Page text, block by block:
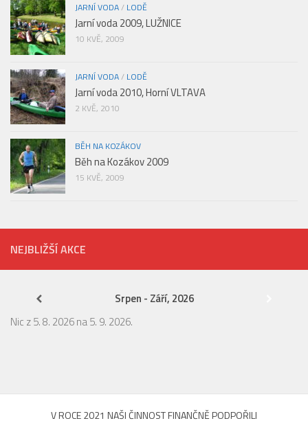
JARNÍ VODA/ LODĚ
Jarní voda 2009, LUŽNICE
10 KVĚ, 2009
JARNÍ VODA/ LODĚ
Jarní voda 2010, Horní VLTAVA
2 KVĚ, 2010
BĚH NA KOZÁKOV
Běh na Kozákov 2009
15 KVĚ, 2009
NEJBLIŽŠÍ AKCE
Srpen - Září, 2026
Nic z 5. 8. 2026 na 5. 9. 2026.
V ROCE 2021 NAŠI ČINNOST FINANČNĚ PODPOŘILI